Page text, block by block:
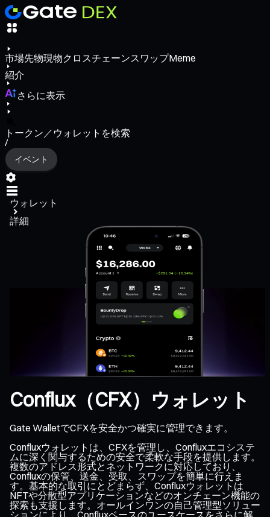
市場先物現物クロスチェーンスワップMeme
紹介
さらに表示
トークン／ウォレットを検索
/
イベント
ウォレット
詳細
Conflux（CFX）ウォレット
Gate WalletでCFXを安全かつ確実に管理できます。
Confluxウォレットは、CFXを管理し、Confluxエコシステ
ムに深く関与するための安全で柔軟な手段を提供します。
複数のアドレス形式とネットワークに対応しており、
Confluxの保管、送金、受取、スワップを簡単に行えま
す。基本的な取引にとどまらず、Confluxウォレットは
NFTや分散型アプリケーションなどのオンチェーン機能の
探索も支援します。オールインワンの自己管理型ソリュー
ションにより、Confluxベースのユースケースをさらに解